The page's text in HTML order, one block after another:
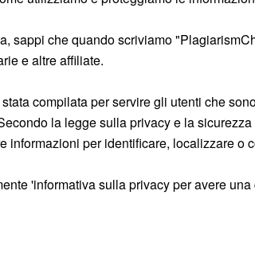
sappi che quando scriviamo
e altre affiliate.
compilata per servire gli utenti che
la legge sulla privacy e la
informazioni per identificare, localizzare o
'informativa sulla privacy per avere